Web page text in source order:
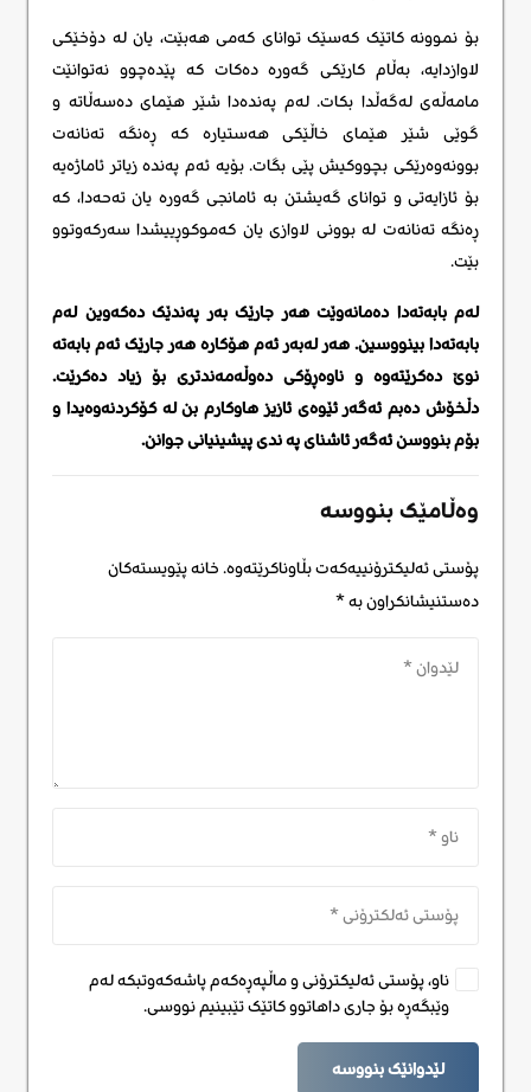
بۆ نموونە کاتێک کەسێک توانای کەمی هەبێت، یان لە دۆخێکی
لاوازدایە، بەڵام کارێکی گەورە دەکات کە پێدەچوو نەتوانێت
مامەڵەی لەگەڵدا بکات. لەم پەندەدا شێر هێمای دەسەڵاتە و
گوێی شێر هێمای خاڵێکی هەستیارە کە ڕەنگە تەنانەت
بوونەوەرێکی بچووکیش پێی بگات. بۆیە ئەم پەندە زیاتر ئاماژەیە
بۆ ئازایەتی و توانای گەیشتن بە ئامانجی گەورە یان تەحەدا، کە
ڕەنگە تەنانەت لە بوونی لاوازی یان کەموکوڕییشدا سەرکەوتوو
بێت.
لەم بابەتەدا دەمانەوێت هەر جارێک بەر پەندێک دەکەوین لەم
بابەتەدا بینووسین. هەر لەبەر ئەم هۆکارە هەر جارێک ئەم بابەتە
نوێ دەکرێتەوە و ناوەڕۆکی دەوڵەمەندتری بۆ زیاد دەکرێت.
دڵخۆش دەبم ئەگەر ئێوەی ئازیز هاوکارم بن لە کۆکردنەوەیدا و
بۆم بنووسن ئەگەر ئاشنای په ندی پیشینیانی جوانن.
وەڵامێک بنووسە
پۆستی ئەلیکترۆنییەکەت بڵاوناکرێتەوە.خانە پێویستەکان
دەستنیشانکراون بە*
ناو، پۆستی ئەلیکترۆنی و ماڵپەڕەکەم پاشەکەوتبکە لەم
وێبگەڕە بۆ جاری داهاتوو کاتێک تێبینیم نووسی.
لێدوانێک بنووسە